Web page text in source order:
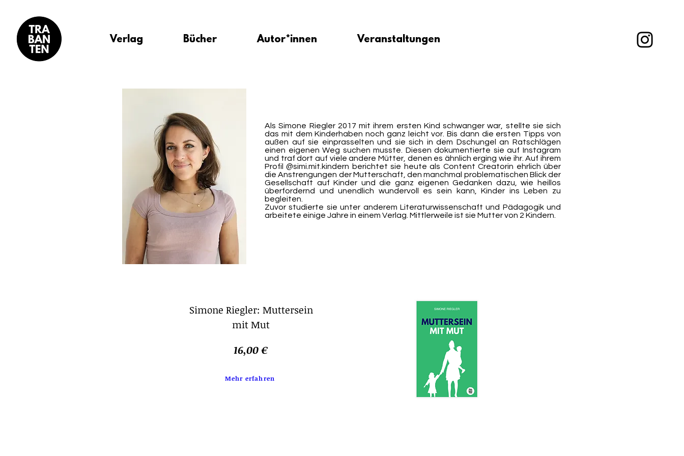
Verlag Bücher Autor*innen Veranstaltungen
Als Simone Riegler 2017 mit ihrem ersten Kind schwanger war, stellte sie sich
das mit dem Kinderhaben noch ganz leicht vor. Bis dann die ersten Tipps von
außen auf sie einprasselten und sie sich in dem Dschungel an Ratschlägen
einen eigenen Weg suchen musste. Diesen dokumentierte sie auf Instagram
und traf dort auf viele andere Mütter, denen es ähnlich erging wie ihr. Auf ihrem
Profil @simi.mit.kindern berichtet sie heute als Content Creatorin ehrlich über
die Anstrengungen der Mutterschaft, den manchmal problematischen Blick der
Gesellschaft auf Kinder und die ganz eigenen Gedanken dazu, wie heillos
überfordernd und unendlich wundervoll es sein kann, Kinder ins Leben zu
begleiten.
Zuvor studierte sie unter anderem Literaturwissenschaft und Pädagogik und
arbeitete einige Jahre in einem Verlag. Mittlerweile ist sie Mutter von 2 Kindern.
Simone Riegler: Muttersein
mit Mut
16,00 €
Mehr erfahren